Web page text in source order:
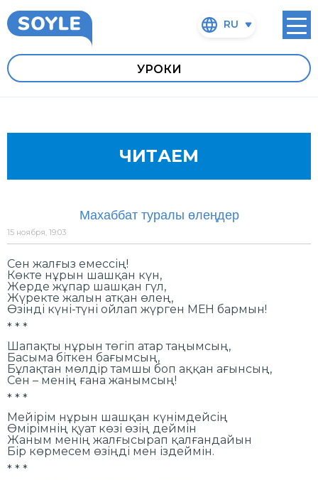
RU
УРОКИ
ЧИТАЕМ
Махаббат туралы өлеңдер
15 ноября, 19:03
Сен жалғыз емессің!
Көкте нұрын шашқан күн,
Жерде жұпар шашқан гүл,
Жүректе жалын атқан өлең,
Өзінді күні-түні ойлап жүрген МЕН бармын!
* * *
Шапақты нұрын төгіп атар таңымсың,
Басыма біткен бағымсың,
Бұлақтан мөлдір тамшы боп аққан ағынсың,
Сен – менің ғана жанымсың!
* * *
Мейірім нұрын шашқан күнімдейсің
Өмірімнің қуат көзі өзің деймін
Жаным менің жалғысырап қалғандайын
Бір көрмесем өзіңді мен іздеймін.
* * *